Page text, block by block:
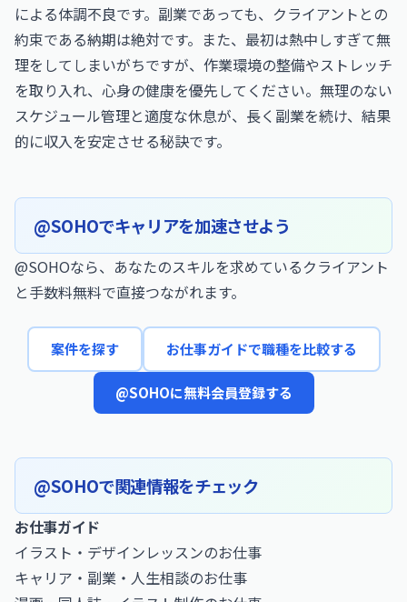
による体調不良です。副業であっても、クライアントとの
約束である納期は絶対です。また、最初は熱中しすぎて無
理をしてしまいがちですが、作業環境の整備やストレッチ
を取り入れ、心身の健康を優先してください。無理のない
スケジュール管理と適度な休息が、長く副業を続け、結果
的に収入を安定させる秘訣です。
@SOHOでキャリアを加速させよう
@SOHOなら、あなたのスキルを求めているクライアント
と手数料無料で直接つながれます。
案件を探す お仕事ガイドで職種を比較する
@SOHOに無料会員登録する
@SOHOで関連情報をチェック
お仕事ガイド
イラスト・デザインレッスンのお仕事
キャリア・副業・人生相談のお仕事